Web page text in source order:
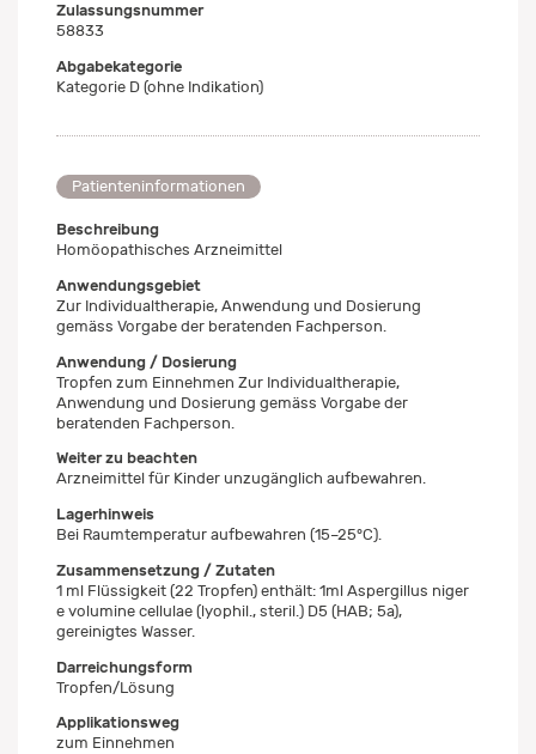
Zulassungsnummer
58833
Abgabekategorie
Kategorie D (ohne Indikation)
Patienteninformationen
Beschreibung
Homöopathisches Arzneimittel
Anwendungsgebiet
Zur Individualtherapie, Anwendung und Dosierung
gemäss Vorgabe der beratenden Fachperson.
Anwendung / Dosierung
Tropfen zum Einnehmen Zur Individualtherapie,
Anwendung und Dosierung gemäss Vorgabe der
beratenden Fachperson.
Weiter zu beachten
Arzneimittel für Kinder unzugänglich aufbewahren.
Lagerhinweis
Bei Raumtemperatur aufbewahren (15–25°C).
Zusammensetzung / Zutaten
1 ml Flüssigkeit (22 Tropfen) enthält: 1ml Aspergillus niger
e volumine cellulae (lyophil., steril.) D5 (HAB; 5a),
gereinigtes Wasser.
Darreichungsform
Tropfen/Lösung
Applikationsweg
zum Einnehmen